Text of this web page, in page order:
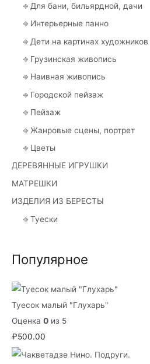
⎆ Для бани, бильярдной, дачи
⎆ Интерьерные панно
⎆ Дети на картинах художников
⎆ Грузинская живопись
⎆ Наивная живопись
⎆ Городской пейзаж
⎆ Пейзаж
⎆ Жанровые сцены, портрет
⎆ Цветы
ДЕРЕВЯННЫЕ ИГРУШКИ
МАТРЕШКИ
ИЗДЕЛИЯ ИЗ БЕРЕСТЫ
⎆ Туески
Популярное
Туесок малый "Глухарь"
Оценка 0 из 5
₽500.00